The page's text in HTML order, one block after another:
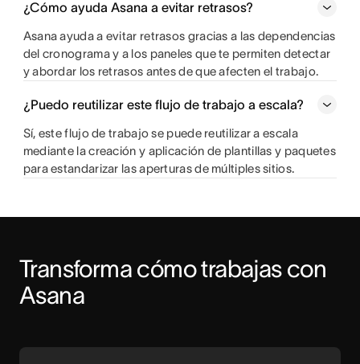
¿Cómo ayuda Asana a evitar retrasos?
Asana ayuda a evitar retrasos gracias a las dependencias
del cronograma y a los paneles que te permiten detectar
y abordar los retrasos antes de que afecten el trabajo.
¿Puedo reutilizar este flujo de trabajo a escala?
Sí, este flujo de trabajo se puede reutilizar a escala
mediante la creación y aplicación de plantillas y paquetes
para estandarizar las aperturas de múltiples sitios.
Transforma cómo trabajas con
Asana